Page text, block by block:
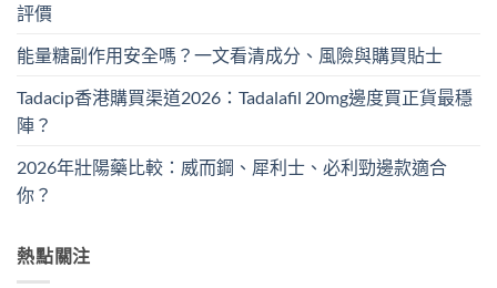
評價
能量糖副作用安全嗎？一文看清成分、風險與購買貼士
Tadacip香港購買渠道2026：Tadalafil 20mg邊度買正貨最穩
陣？
2026年壯陽藥比較：威而鋼、犀利士、必利勁邊款適合
你？
熱點關注